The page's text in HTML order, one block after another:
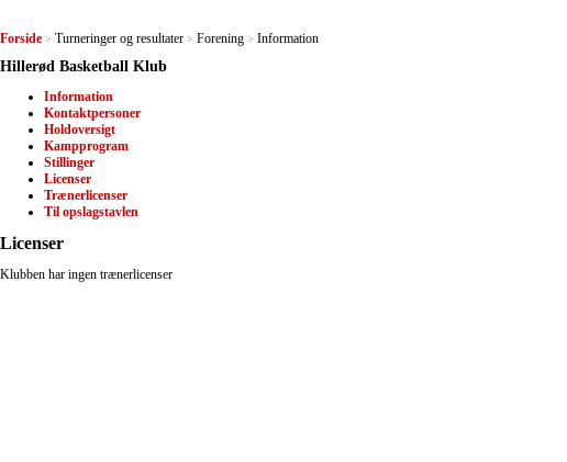
Forside > Turneringer og resultater > Forening > Information
Hillerød Basketball Klub
Information
Kontaktpersoner
Holdoversigt
Kampprogram
Stillinger
Licenser
Trænerlicenser
Til opslagstavlen
Licenser
Klubben har ingen trænerlicenser